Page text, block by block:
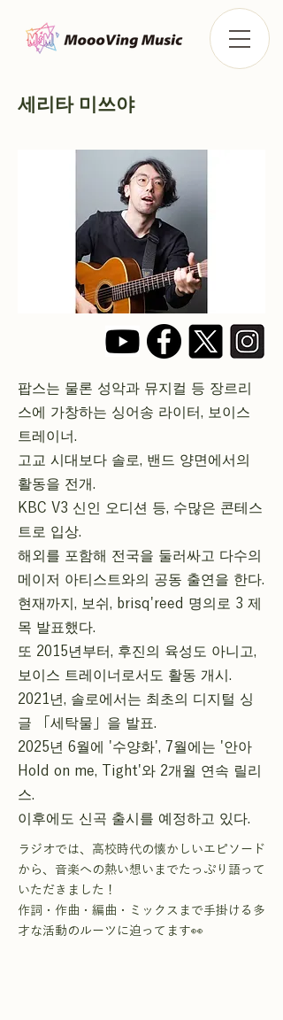
팝스는 물론 성악과 뮤지컬 등 장르리
스에 가창하는 싱어송 라이터, 보이스
트레이너.
고교 시대보다 솔로, 밴드 양면에서의
활동을 전개.
KBC V3 신인 오디션 등, 수많은 콘테스
트로 입상.
해외를 포함해 전국을 둘러싸고 다수의
메이저 아티스트와의 공동 출연을 한다.
현재까지, 보쉬, brisq'reed 명의로 3 제
목 발표했다.
또 2015년부터, 후진의 육성도 아니고,
보이스 트레이너로서도 활동 개시.
2021년, 솔로에서는 최초의 디지털 싱
글 「세탁물」을 발표.
2025년 6월에 '수양화', 7월에는 '안아
Hold on me, Tight'와 2개월 연속 릴리
스.
이후에도 신곡 출시를 예정하고 있다.
ラジオでは、高校時代の懐かしいエピソード
から、音楽への熱い想いまでたっぷり語って
いただきました！
作詞・作曲・編曲・ミックスまで手掛ける多
才な活動のルーツに迫ってます👀
세리타 미쓰야